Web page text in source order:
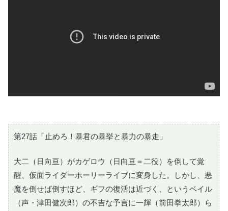
第27話「止めろ！暴君の暴挙と暴力の暴走」
大二（日向亘）がカゲロウ（日向亘＝二役）を倒して覚
醒、仮面ライダーホーリーライブに変身した。しかし、悪
魔を倒せば倒すほど、ギフの復活は近づく、というベイル
（声・津田健次郎）の不吉な予言に一輝（前田拳太郎）ら